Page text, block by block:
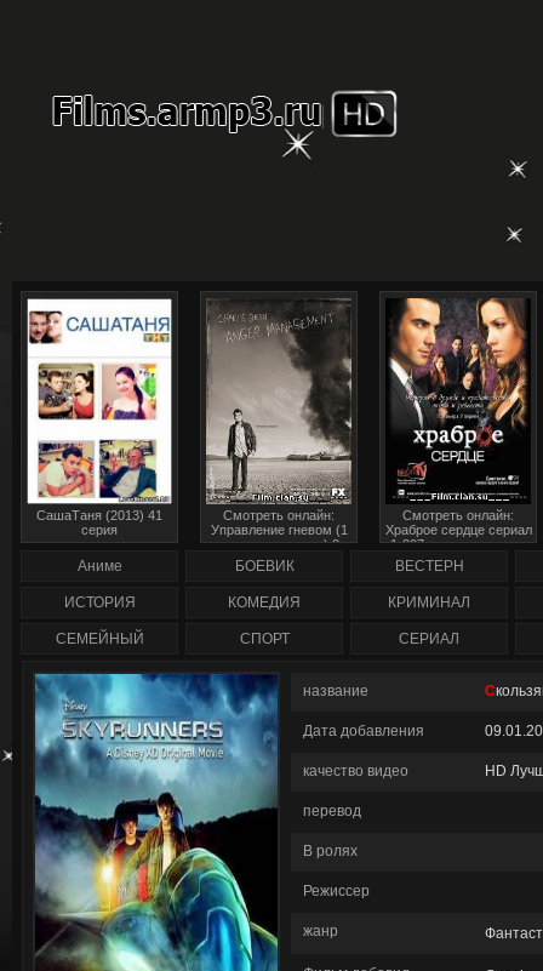
название
Дата добавления
качество видео HD
перевод
В ролях
Режиссер
жанр
Аниме БОЕВИК ВЕСТЕРН
ИСТОРИЯ КОМЕДИЯ КРИМИНАЛ
СЕМЕЙНЫЙ СПОРТ СЕРИАЛ
СашаТаня (2013) 41
серия
Смотреть онлайн:
Управление гневом (1
сезон полностью) 2
сезон (1-47 серия)
сериал смотреть онлайн
Смотреть онлайн:
Храброе сердце сериал
1-207 серия смотреть
онлайн / Corazón valiente